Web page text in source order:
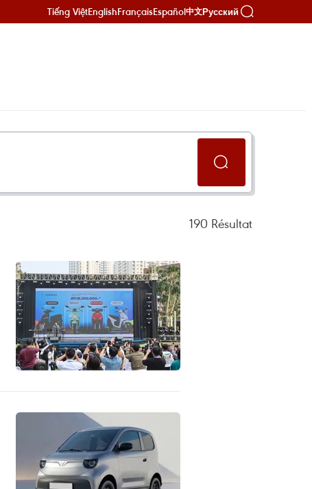
Tiếng ViệtEnglishFrançaisEspañol中文Русский
190 Résultat